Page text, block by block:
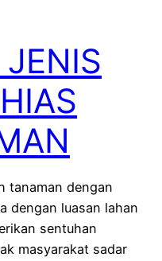
tanaman dengan
dengan luasan lahan
sentuhan
masyarakat sadar